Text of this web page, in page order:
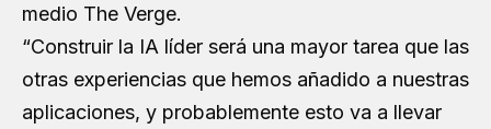
medio The Verge.
“Construir la IA líder será una mayor tarea que las
otras experiencias que hemos añadido a nuestras
aplicaciones, y probablemente esto va a llevar